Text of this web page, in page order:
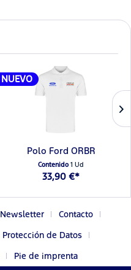
NUEVO
Polo Ford ORBR
Contenido 1 Ud
33,90 €*
Newsletter
Contacto
Protección de Datos
Pie de imprenta